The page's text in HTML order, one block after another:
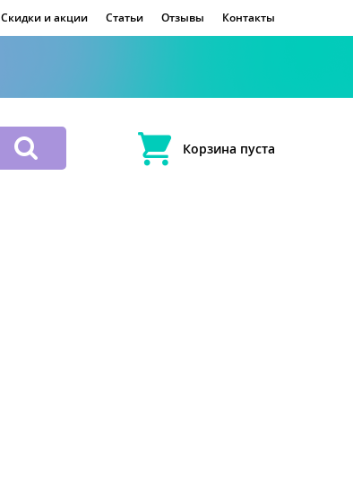
Скидки и акции Статьи Отзывы Контакты
Корзина пуста